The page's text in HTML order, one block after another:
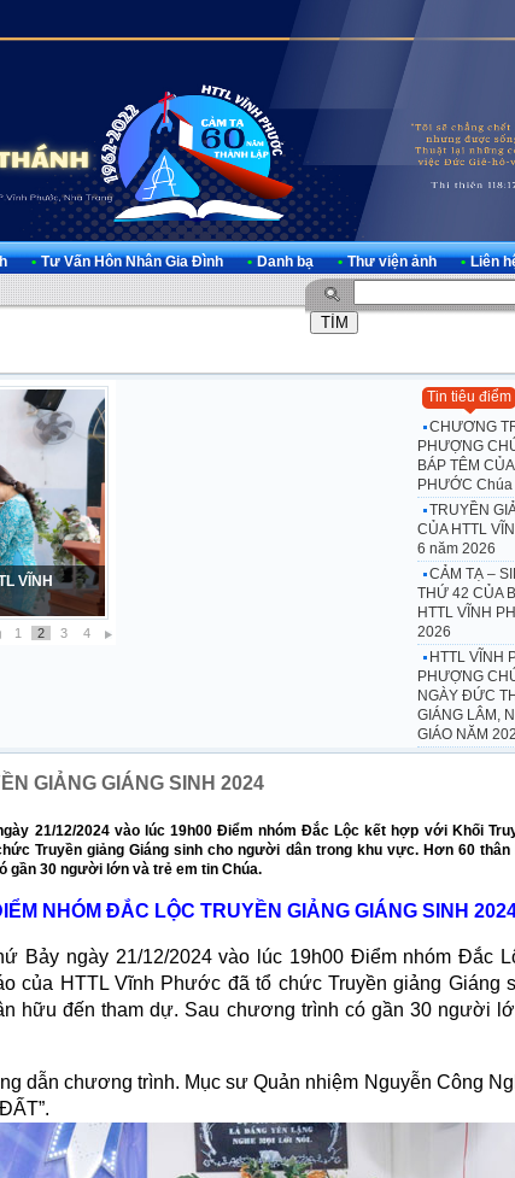
• Tư Vấn Hôn Nhân Gia Đình • Danh bạ • Thư viện ảnh • Liên
CỦA BAN
1 2 3 4
Tin tiêu điểm
CHƯƠNG
PHƯỢNG
BÁP TÊM
PHƯỚC
TRUYỀN
CỦA HTTL
6 năm 2026
CẢM TẠ –
THỨ 42 CỦA
HTTL VĨNH
2026
HTTL VĨNH
PHƯỢNG
NGÀY ĐỨC
GIÁNG LÂM,
GIÁO NĂM
GIẢNG GIÁNG SINH 2024
21/12/2024 vào lúc 19h00 Điểm nhóm Đắc Lộc kết hợp với Khối
Truyền giảng Giáng sinh cho người dân trong khu vực. Hơn 60
gần 30 người lớn và trẻ em tin Chúa.
NHÓM ĐẮC LỘC TRUYỀN GIẢNG GIÁNG SINH
ngày 21/12/2024 vào lúc 19h00 Điểm nhóm Đắc
của HTTL Vĩnh Phước đã tổ chức Truyền giảng Giáng
hữu đến tham dự. Sau chương trình có gần 30 người
dẫn chương trình. Mục sư Quản nhiệm Nguyễn Công